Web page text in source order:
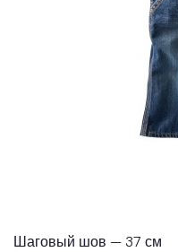
Шаговый шов — 37 см